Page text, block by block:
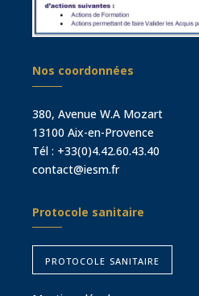
Nos coordonnées
380, Avenue W.A Mozart
13100 Aix-en-Provence
Tél : +33(0)4.42.60.43.40
contact@iesm.fr
Protocole sanitaire
protocole sanitaire